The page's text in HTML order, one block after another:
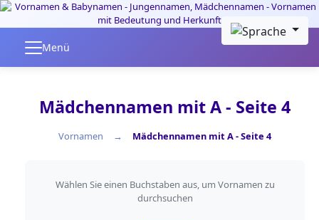
Skip to main content
Menü
Mädchennamen mit A - Seite 4
Vornamen Mädchennamen mit A - Seite 4
Nach Anfangsbuchstaben
Wählen Sie einen Buchstaben aus, um Vornamen zu
durchsuchen